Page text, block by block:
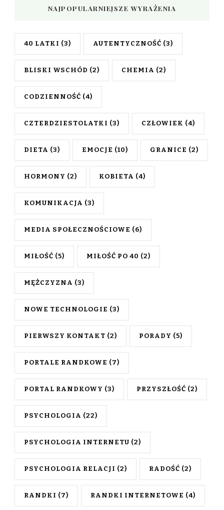
NAJPOPULARNIEJSZE WYRAŻENIA
40 LATKI (3) AUTENTYCZNOŚĆ (3)
BLISKI WSCHÓD (2) CHEMIA (2)
CODZIENNOŚĆ (4)
CZTERDZIESTOLATKI (3) CZŁOWIEK (4)
DIETA (3) EMOCJE (10) GRANICE (2)
HORMONY (2) KOBIETA (4)
KOMUNIKACJA (3)
MEDIA SPOŁECZNOŚCIOWE (6)
MIŁOŚĆ (5) MIŁOŚĆ PO 40 (2)
MĘŻCZYZNA (3)
NOWE TECHNOLOGIE (3)
PIERWSZY KONTAKT (2) PORADY (5)
PORTALE RANDKOWE (7)
PORTAL RANDKOWY (3) PRZYSZŁOŚĆ (2)
PSYCHOLOGIA (22)
PSYCHOLOGIA INTERNETU (2)
PSYCHOLOGIA RELACJI (2) RADOŚĆ (2)
RANDKI (7) RANDKI INTERNETOWE (4)